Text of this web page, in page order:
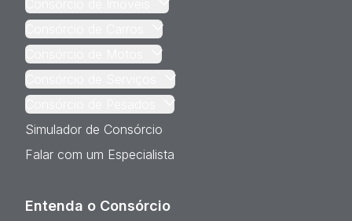
Simulador de Consórcio
Falar com um Especialista
Entenda o Consórcio